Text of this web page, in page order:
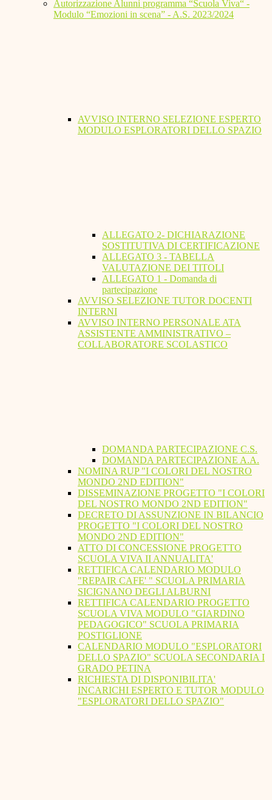
Autorizzazione Alunni programma “Scuola Viva“ -
Modulo “Emozioni in scena” - A.S. 2023/2024
AVVISO INTERNO SELEZIONE ESPERTO
MODULO ESPLORATORI DELLO SPAZIO
ALLEGATO 2- DICHIARAZIONE
SOSTITUTIVA DI CERTIFICAZIONE
ALLEGATO 3 - TABELLA
VALUTAZIONE DEI TITOLI
ALLEGATO 1 - Domanda di
partecipazione
AVVISO SELEZIONE TUTOR DOCENTI
INTERNI
AVVISO INTERNO PERSONALE ATA
ASSISTENTE AMMINISTRATIVO –
COLLABORATORE SCOLASTICO
DOMANDA PARTECIPAZIONE C.S.
DOMANDA PARTECIPAZIONE A.A.
NOMINA RUP "I COLORI DEL NOSTRO
MONDO 2ND EDITION"
DISSEMINAZIONE PROGETTO "I COLORI
DEL NOSTRO MONDO 2ND EDITION"
DECRETO DI ASSUNZIONE IN BILANCIO
PROGETTO "I COLORI DEL NOSTRO
MONDO 2ND EDITION"
ATTO DI CONCESSIONE PROGETTO
SCUOLA VIVA II ANNUALITA'
RETTIFICA CALENDARIO MODULO
"REPAIR CAFE' " SCUOLA PRIMARIA
SICIGNANO DEGLI ALBURNI
RETTIFICA CALENDARIO PROGETTO
SCUOLA VIVA MODULO "GIARDINO
PEDAGOGICO" SCUOLA PRIMARIA
POSTIGLIONE
CALENDARIO MODULO "ESPLORATORI
DELLO SPAZIO" SCUOLA SECONDARIA I
GRADO PETINA
RICHIESTA DI DISPONIBILITA'
INCARICHI ESPERTO E TUTOR MODULO
"ESPLORATORI DELLO SPAZIO"